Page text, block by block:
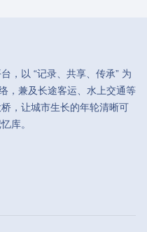
，以 “记录、共享、传承” 为
，兼及长途客运、水上交通等
，让城市生长的年轮清晰可
库。